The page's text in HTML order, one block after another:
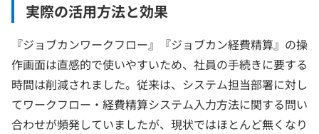
実際の活用方法と効果
『ジョブカンワークフロー』『ジョブカン経費精算』の操
作画面は直感的で使いやすいため、社員の手続きに要する
時間は削減されました。従来は、システム担当部署に対し
てワークフロー・経費精算システム入力方法に関する問い
合わせが頻発していましたが、現状ではほとんど無くなり